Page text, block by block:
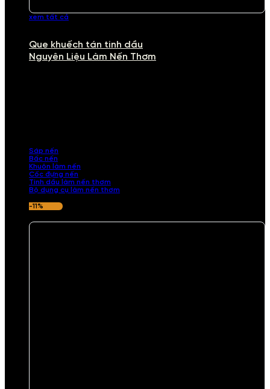
xem tất cả
Que khuếch tán tinh dầu
Nguyên Liệu Làm Nến Thơm
Sáp nến
Bấc nến
Khuôn làm nến
Cốc đựng nến
Tinh dầu làm nến thơm
Bộ dụng cụ làm nến thơm
-11%